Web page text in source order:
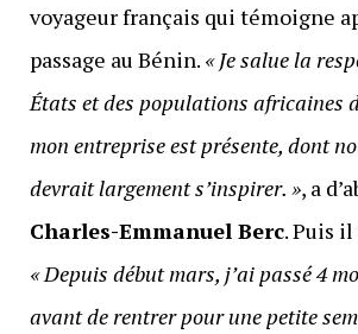
voyageur français qui témoigne
passage au Bénin. « Je salue la
États et des populations africaines
mon entreprise est présente, dont
devrait largement s’inspirer. », a
Charles-Emmanuel Berc. Puis
« Depuis début mars, j’ai passé 4
avant de rentrer pour une petite